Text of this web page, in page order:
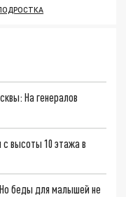
На генералов
с высоты 10 этажа в
беды для малышей не